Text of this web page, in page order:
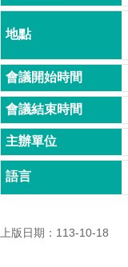
在
職
專
班
學
術
研
究
國
家
研
上版日期：113-10-18